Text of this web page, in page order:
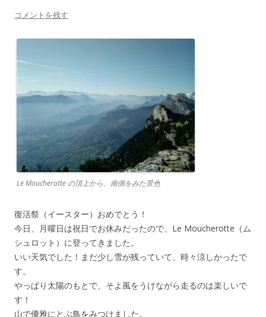
コメントを残す
Le Moucherotte の頂上から、南側をみた景色
復活祭（イースター）おめでとう！
今日、月曜日は祝日でお休みだったので、Le Moucherotte（ム
シュロット）に登ってきました。
いい天気でした！まだ少し雪が残っていて、時々涼しかったで
す。
やっぱり太陽のもとで、そよ風をうけながら走るのは楽しいで
す！
山で優雅にとぶ鳥をみつけました。